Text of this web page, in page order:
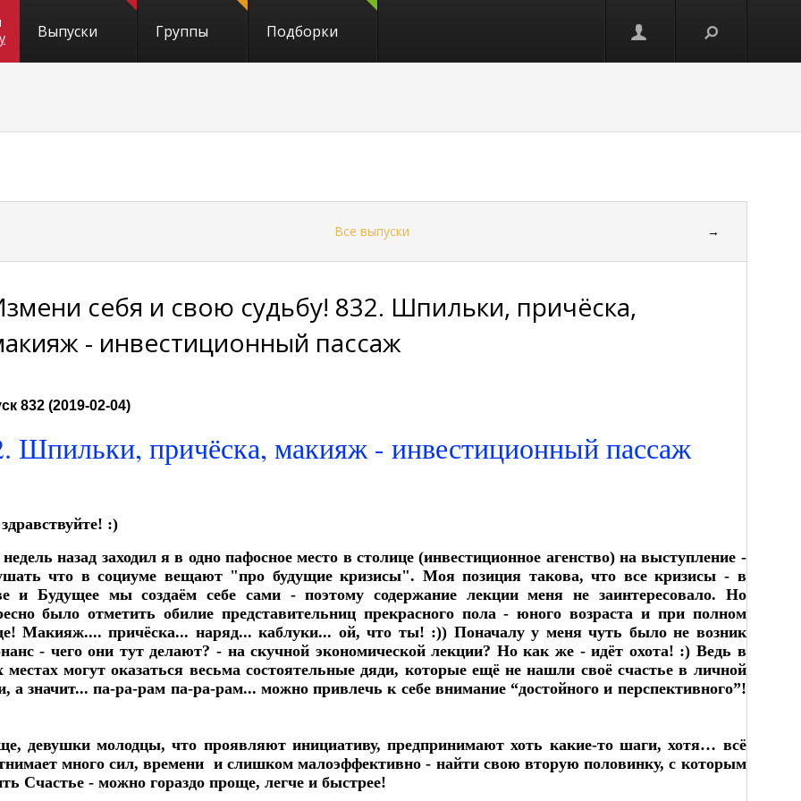
Выпуски Группы Подборки
Все выпуски →
себя и свою судьбу! 832. Шпильки, причёска,
- инвестиционный пассаж
832(2019-02-04)
Шпильки, причёска, макияж - инвестиционный пассаж
:)
назад заходил я в одно пафосное место в столице (инвестиционное агенство) на выступление -
что в социуме вещают "про будущие кризисы". Моя позиция такова, что все кризисы - в
и Будущее мы создаём себе сами - поэтому содержание лекции меня не заинтересовало. Но
было отметить обилие представительниц прекрасного пола - юного возраста и при полном
Макияж.... причёска... наряд... каблуки... ой, что ты! :)) Поначалу у меня чуть было не возник
- чего они тут делают? - на скучной экономической лекции? Но как же - идёт охота! :) Ведь в
местах могут оказаться весьма состоятельные дяди, которые ещё не нашли своё счастье в личной
а значит... па-ра-рам па-ра-рам... можно привлечь к себе внимание “достойного и перспективного”!
девушки молодцы, что проявляют инициативу, предпринимают хоть какие-то шаги, хотя… всё
много сил, времени и слишком малоэффективно - найти свою вторую половинку, с которым
Счастье - можно гораздо проще, легче и быстрее!